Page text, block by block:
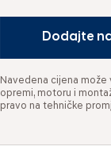
Dodajte
Navedena cijena može
opremi, motoru i
pravo na tehničke